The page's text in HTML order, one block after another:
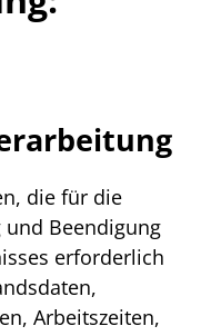
die für die
Beendigung
erforderlich
Arbeitszeiten,